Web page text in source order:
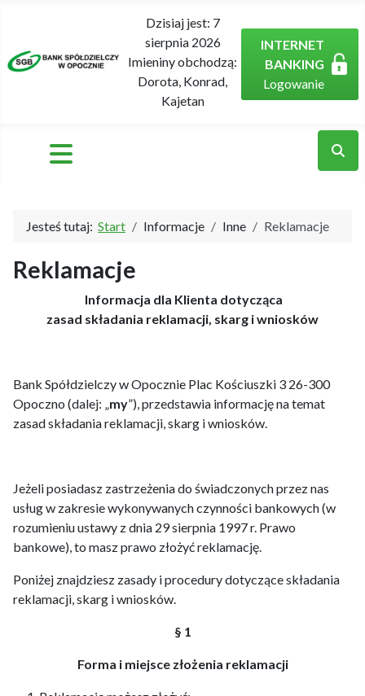
Dzisiaj jest: 7
sierpnia 2026
Imieniny obchodzą:
Dorota, Konrad,
Kajetan
INTERNET
BANKING
Logowanie
Jesteś tutaj: Start Informacje Inne Reklamacje
Reklamacje
Informacja dla Klienta dotycząca
zasad składania reklamacji, skarg i wniosków
Bank Spółdzielczy w Opocznie Plac Kościuszki 3 26-300
Opoczno (dalej: „my”), przedstawia informację na temat
zasad składania reklamacji, skarg i wniosków.
Jeżeli posiadasz zastrzeżenia do świadczonych przez nas
usług w zakresie wykonywanych czynności bankowych (w
rozumieniu ustawy z dnia 29 sierpnia 1997 r. Prawo
bankowe), to masz prawo złożyć reklamację.
Poniżej znajdziesz zasady i procedury dotyczące składania
reklamacji, skarg i wniosków.
§ 1
Forma i miejsce złożenia reklamacji